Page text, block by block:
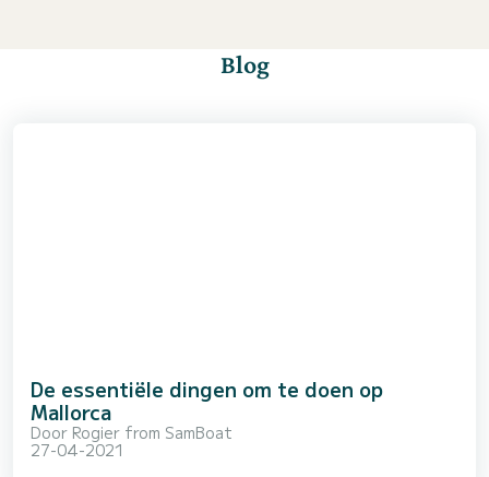
Blog
De essentiële dingen om te doen op
Mallorca
Door Rogier from SamBoat
27-04-2021